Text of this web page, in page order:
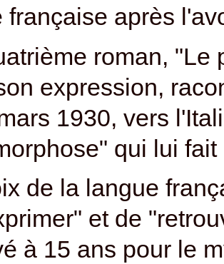
française après
roman, "Le
expression,
1930, vers
qui lui
de la langue
et de
à 15 ans pour le